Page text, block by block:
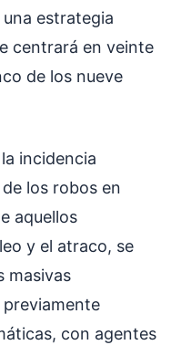
estrategia
centrará en veinte
de los nueve
incidencia
los robos en
aquellos
y el atraco, se
masivas
con agentes